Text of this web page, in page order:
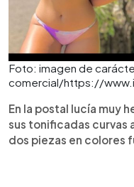
Foto: imagen de
comercial/https://
En la postal lucía muy
sus tonificadas curvas
dos piezas en colores